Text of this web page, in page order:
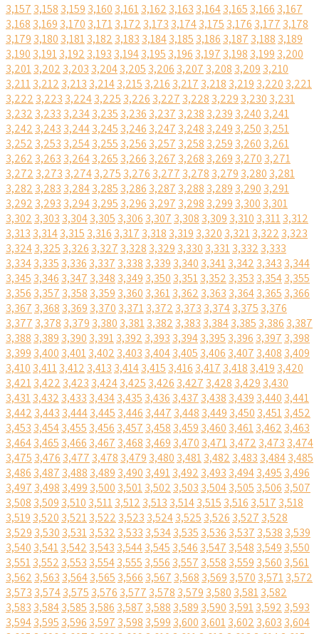
3,157 3,158 3,159 3,160 3,1613,162 3,163 3,1643,165 3,166 3,167
3,168 3,169 3,170 3,1713,172 3,173 3,1743,175 3,176 3,177 3,178
3,179 3,180 3,1813,182 3,183 3,1843,185 3,186 3,187 3,188 3,189
3,190 3,1913,192 3,193 3,1943,195 3,196 3,197 3,198 3,199 3,200
3,2013,202 3,203 3,2043,205 3,206 3,207 3,208 3,209 3,210
3,2113,212 3,213 3,2143,215 3,216 3,217 3,218 3,219 3,220 3,221
3,222 3,223 3,2243,225 3,226 3,227 3,228 3,229 3,230 3,231
3,232 3,233 3,2343,235 3,236 3,237 3,238 3,239 3,240 3,241
3,242 3,243 3,2443,245 3,246 3,247 3,248 3,249 3,250 3,251
3,252 3,253 3,2543,255 3,256 3,257 3,258 3,259 3,260 3,261
3,262 3,263 3,2643,265 3,266 3,267 3,268 3,269 3,270 3,271
3,272 3,273 3,2743,275 3,276 3,277 3,278 3,279 3,280 3,281
3,282 3,283 3,2843,285 3,286 3,287 3,288 3,289 3,290 3,291
3,292 3,293 3,2943,295 3,296 3,297 3,298 3,299 3,300 3,301
3,302 3,303 3,3043,305 3,306 3,307 3,308 3,309 3,310 3,3113,312
3,313 3,3143,315 3,316 3,317 3,318 3,319 3,320 3,3213,322 3,323
3,3243,325 3,326 3,327 3,328 3,329 3,330 3,3313,332 3,333
3,3343,335 3,336 3,337 3,338 3,339 3,340 3,3413,342 3,343 3,344
3,345 3,346 3,347 3,348 3,349 3,350 3,3513,352 3,353 3,3543,355
3,356 3,357 3,358 3,359 3,360 3,3613,362 3,363 3,3643,365 3,366
3,367 3,368 3,369 3,370 3,3713,372 3,373 3,3743,375 3,376
3,377 3,378 3,379 3,380 3,3813,382 3,383 3,3843,385 3,386 3,387
3,388 3,389 3,390 3,3913,392 3,393 3,3943,395 3,396 3,397 3,398
3,399 3,400 3,4013,402 3,403 3,4043,405 3,406 3,407 3,408 3,409
3,410 3,4113,412 3,413 3,4143,415 3,416 3,417 3,418 3,419 3,420
3,4213,422 3,423 3,4243,425 3,426 3,427 3,428 3,429 3,430
3,4313,432 3,433 3,4343,435 3,436 3,437 3,438 3,439 3,440 3,441
3,442 3,443 3,4443,445 3,446 3,447 3,448 3,449 3,450 3,4513,452
3,453 3,4543,455 3,456 3,457 3,458 3,459 3,460 3,4613,462 3,463
3,4643,465 3,466 3,467 3,468 3,469 3,470 3,4713,472 3,473 3,474
3,475 3,476 3,477 3,478 3,479 3,480 3,4813,482 3,483 3,4843,485
3,486 3,487 3,488 3,489 3,490 3,4913,492 3,493 3,4943,495 3,496
3,497 3,498 3,499 3,500 3,5013,502 3,503 3,5043,505 3,506 3,507
3,508 3,509 3,510 3,5113,512 3,513 3,5143,515 3,516 3,517 3,518
3,519 3,520 3,5213,522 3,523 3,5243,525 3,526 3,527 3,528
3,529 3,530 3,5313,532 3,533 3,5343,535 3,536 3,537 3,538 3,539
3,540 3,5413,542 3,543 3,5443,545 3,546 3,547 3,548 3,549 3,550
3,5513,552 3,553 3,5543,555 3,556 3,557 3,558 3,559 3,560 3,561
3,562 3,563 3,5643,565 3,566 3,567 3,568 3,569 3,570 3,5713,572
3,573 3,5743,575 3,576 3,577 3,578 3,579 3,580 3,5813,582
3,583 3,5843,585 3,586 3,587 3,588 3,589 3,590 3,5913,592 3,593
3,5943,595 3,596 3,597 3,598 3,599 3,600 3,6013,602 3,603 3,604